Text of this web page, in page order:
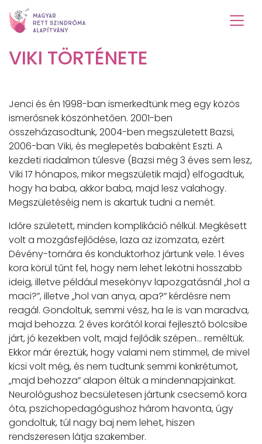
VIKI TÖRTÉNETE
Jenci és én 1998-ban ismerkedtünk meg egy közös
ismerősnek köszönhetően. 2001-ben
összeházasodtunk, 2004-ben megszületett Bazsi,
2006-ban Viki, és meglepetés babaként Eszti. A
kezdeti riadalmon túlesve (Bazsi még 3 éves sem lesz,
Viki 17 hónapos, mikor megszületik majd) elfogadtuk,
hogy ha baba, akkor baba, majd lesz valahogy.
Megszületéséig nem is akartuk tudni a nemét.
Időre született, minden komplikáció nélkül. Megkésett
volt a mozgásfejlődése, laza az izomzata, ezért
Dévény-tornára és konduktorhoz jártunk vele. 1 éves
kora körül tűnt fel, hogy nem lehet lekötni hosszabb
ideig, illetve például mesekönyv lapozgatásnál „hol a
maci?”, illetve „hol van anya, apa?” kérdésre nem
reagál. Gondoltuk, semmi vész, ha le is van maradva,
majd behozza. 2 éves korától korai fejlesztő bölcsibe
járt, jó kezekben volt, majd fejlődik szépen... reméltük.
Ekkor már éreztük, hogy valami nem stimmel, de mivel
kicsi volt még, és nem tudtunk semmi konkrétumot,
„majd behozza” alapon éltük a mindennapjainkat.
Neurológushoz becsületesen jártunk csecsemő kora
óta, pszichopedagógushoz három havonta, úgy
gondoltuk, túl nagy baj nem lehet, hiszen
rendszeresen látja szakember.